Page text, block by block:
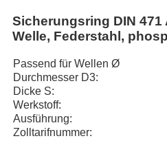
Sicherungsring DIN 471
Welle, Federstahl,
Passend für Wellen Ø
Durchmesser D3:
Dicke S:
Werkstoff:
Ausführung:
Zolltarifnummer: